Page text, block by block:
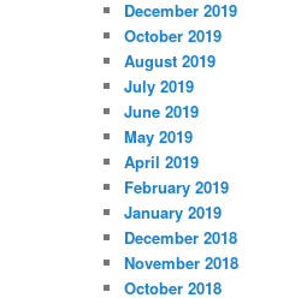
December 2019
October 2019
August 2019
July 2019
June 2019
May 2019
April 2019
February 2019
January 2019
December 2018
November 2018
October 2018